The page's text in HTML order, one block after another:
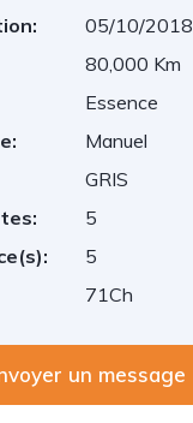
05/10/2018
80,000 Km
Essence
Manuel
GRIS
5
5
71Ch
un message